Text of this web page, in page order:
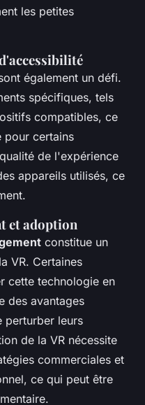
les petites
également un défi.
spécifiques, tels
compatibles, ce
pour certains
de l'expérience
appareils utilisés, ce
et adoption
constitue un
VR. Certaines
cette technologie en
des avantages
perturber leurs
de la VR nécessite
commerciales et
ce qui peut être